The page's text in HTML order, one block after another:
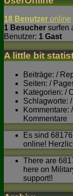
18 Benutzer online
1 Besucher surfen
Benutzer: 1 Gast
A little bit
Beiträge: /
Seiten: /
Kategorien: /
Schlagworte:
Kommentare:
Kommentare
Es sind
online!
There are
here on
support!!